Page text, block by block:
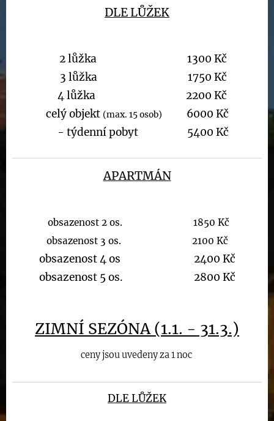
DLE LŮŽEK
2 lůžka 1300 Kč
3 lůžka 1750 Kč
4 lůžka 2200 Kč
celý objekt (max. 15 osob)
6000 Kč
- týdenní pobyt 5400 Kč
APARTMÁN
obsazenost 2 os. 1850 Kč
obsazenost 3 os. 2100 Kč
obsazenost 4 os 2400 Kč
obsazenost 5 os. 2800 Kč
ZIMNÍ SEZÓNA (1.1. - 31.3.)
ceny jsou uvedeny za 1 noc
DLE LŮŽEK